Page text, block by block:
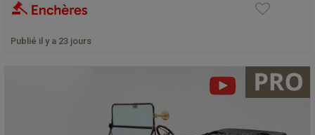
Publié il y a 23 jours